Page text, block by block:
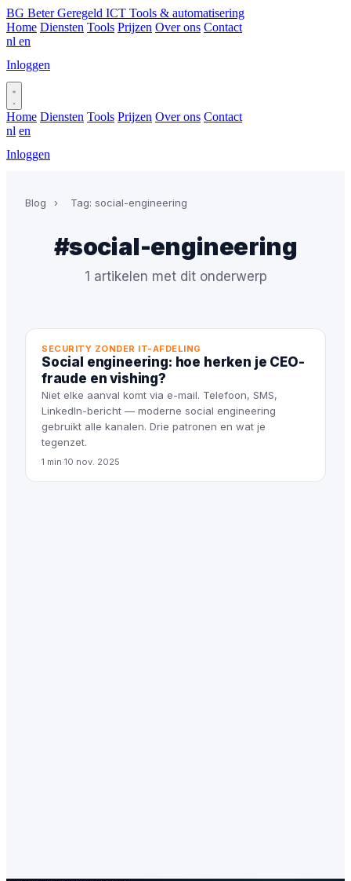
BG Beter Geregeld ICT Tools & automatisering
Home Diensten Tools Prijzen Over ons Contact
nl en
Inloggen
Home Diensten Tools Prijzen Over ons Contact
nl en
Inloggen
Blog › Tag: social-engineering
#social-engineering
1 artikelen met dit onderwerp
SECURITY ZONDER IT-AFDELING
Social engineering: hoe herken je CEO-
fraude en vishing?
Niet elke aanval komt via e-mail. Telefoon, SMS,
LinkedIn-bericht — moderne social engineering
gebruikt alle kanalen. Drie patronen en wat je
tegenzet.
1 min·10 nov. 2025